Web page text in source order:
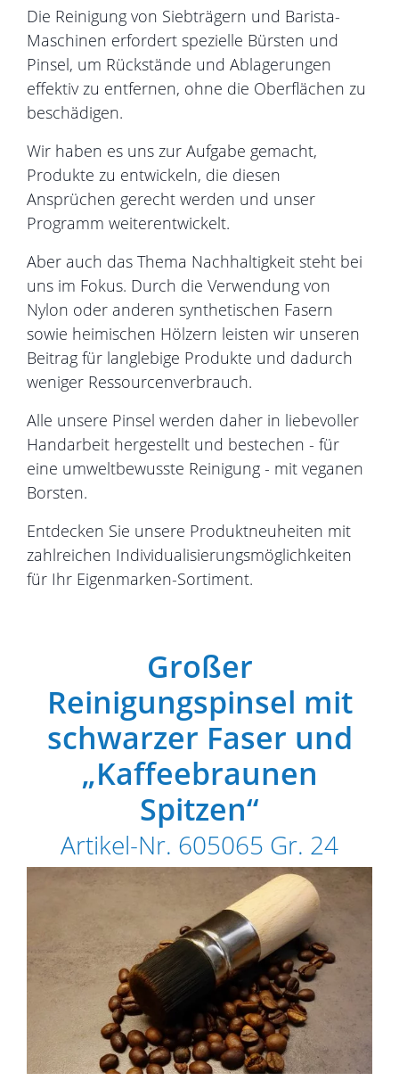
Die Reinigung von Siebträgern und Barista-
Maschinen erfordert spezielle Bürsten und
Pinsel, um Rückstände und Ablagerungen
effektiv zu entfernen, ohne die Oberflächen zu
beschädigen.
Wir haben es uns zur Aufgabe gemacht,
Produkte zu entwickeln, die diesen
Ansprüchen gerecht werden und unser
Programm weiterentwickelt.
Aber auch das Thema Nachhaltigkeit steht bei
uns im Fokus. Durch die Verwendung von
Nylon oder anderen synthetischen Fasern
sowie heimischen Hölzern leisten wir unseren
Beitrag für langlebige Produkte und dadurch
weniger Ressourcenverbrauch.
Alle unsere Pinsel werden daher in liebevoller
Handarbeit hergestellt und bestechen - für
eine umweltbewusste Reinigung - mit veganen
Borsten.
Entdecken Sie unsere Produktneuheiten mit
zahlreichen Individualisierungsmöglichkeiten
für Ihr Eigenmarken-Sortiment.
Großer
Reinigungspinsel mit
schwarzer Faser und
„Kaffeebraunen
Spitzen“
Artikel-Nr. 605065 Gr. 24